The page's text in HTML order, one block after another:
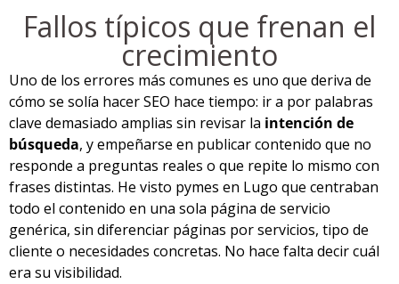
Fallos típicos que frenan el
crecimiento
Uno de los errores más comunes es uno que deriva de
cómo se solía hacer SEO hace tiempo: ir a por palabras
clave demasiado amplias sin revisar la intención de
búsqueda, y empeñarse en publicar contenido que no
responde a preguntas reales o que repite lo mismo con
frases distintas. He visto pymes en Lugo que centraban
todo el contenido en una sola página de servicio
genérica, sin diferenciar páginas por servicios, tipo de
cliente o necesidades concretas. No hace falta decir cuál
era su visibilidad.